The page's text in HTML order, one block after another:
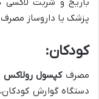
پزشک یا داروساز
کودکان:
مصرفکپسول رولاکس
دستگاه گوارش